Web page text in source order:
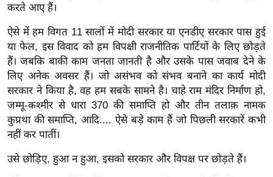
ली
वु
ड
फि
ल्म
स
मी
क्षा
B
r
करते आए हैं।
ऐसे में हम विगत 11 सालों में मोदी सरकार या एनडीए सरकार पास हुई
या फेल, इस विवाद को हम विपक्षी राजनीतिक पार्टियों के लिए छोड़ते
हैं। जबकि बाकी काम जनता जानती है और उसके पास जवाब देने के
लिए अनेक अवसर हैं। जो असंभव को संभव बनाने का कार्य मोदी
सरकार ने किया है, वह हम सबके सामने है। चाहे राम मंदिर निर्माण हो,
जम्मू-कश्मीर से धारा 370 की समाप्ति हो और तीन तलाक़ नामक
कुप्रथा की समाप्ति, आदि.... ऐसे बड़े काम हैं जो पिछली सरकारें कभी
नहीं कर पातीं।
उसे छोड़िए, हुआ न हुआ, इसको सरकार और विपक्ष पर छोड़ते हैं।